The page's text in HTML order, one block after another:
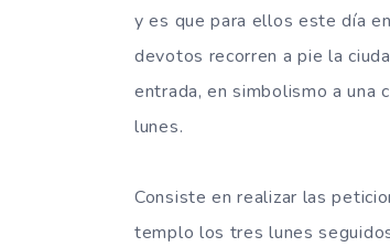
y es que para ellos este día
devotos recorren a pie la
entrada, en simbolismo a una
lunes.
Consiste en realizar las
templo los tres lunes